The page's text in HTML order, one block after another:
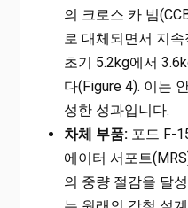
의 크로스 카 빔
로 대체되면서 지
초기 5.2kg에서
다(Figure 4). 이는
성한 성과입니다.
차체 부품:포드 F-
에이터 서포트
의 중량 절감을 달